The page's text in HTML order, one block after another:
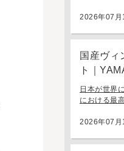
伝いをさせ
2026年07月
国産ヴィ
ト｜
｜千葉県
て買取
日本が世界
における最
と豪華なル
2026年07月